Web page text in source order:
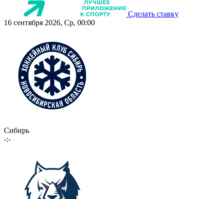
Сделать ставку
16 сентября 2026, Ср, 00:00
Сибирь
-:-